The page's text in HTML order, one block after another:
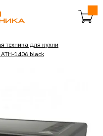
техника для кухни
1406 black